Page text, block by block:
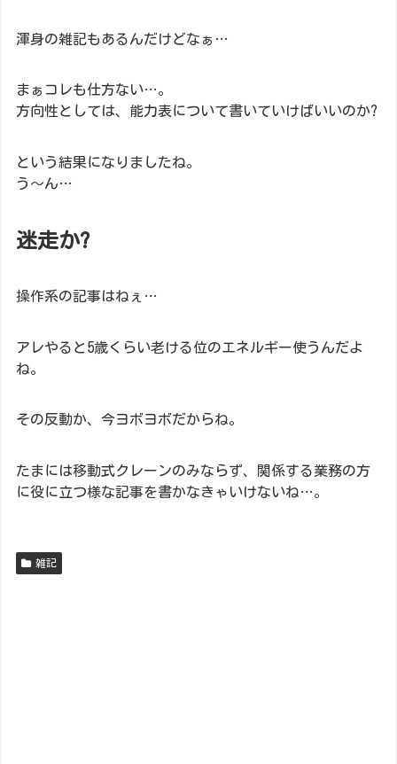
渾身の雑記もあるんだけどなぁ…
まぁコレも仕方ない…。
方向性としては、能力表について書いていけばいいのか?
という結果になりましたね。
う～ん…
迷走か?
操作系の記事はねぇ…
アレやると5歳くらい老ける位のエネルギー使うんだよ
ね。
その反動か、今ヨボヨボだからね。
たまには移動式クレーンのみならず、関係する業務の方
に役に立つ様な記事を書かなきゃいけないね…。
雑記